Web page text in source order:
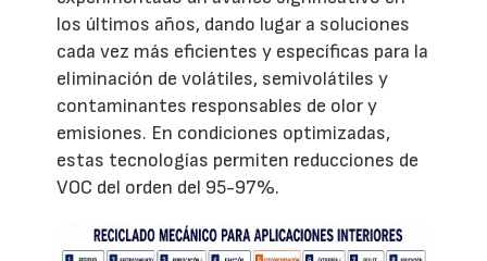
los últimos años, dando lugar a soluciones
cada vez más eficientes y específicas para la
eliminación de volátiles, semivolátiles y
contaminantes responsables de olor y
emisiones. En condiciones optimizadas,
estas tecnologías permiten reducciones de
VOC del orden del 95-97%.